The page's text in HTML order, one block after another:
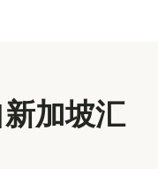
加坡汇